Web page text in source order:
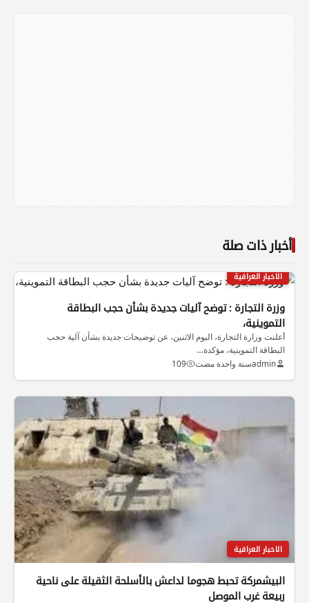
أخبار ذات صلة
الاخبار العراقية
وزرة التجارة : توضح آليات جديدة بشأن حجب البطاقة
التموينية،
أعلنت وزارة التجارة، اليوم الاثنين، عن توضيحات جديدة بشأن آلية حجب
البطاقة التموينية، مؤكدة…
adminسنة واحدة مضت 109
الاخبار العراقية
البيشمركة تحبط هجوما لداعش بالأسلحة الثقيلة على ناحية
ربيعة غرب الموصل